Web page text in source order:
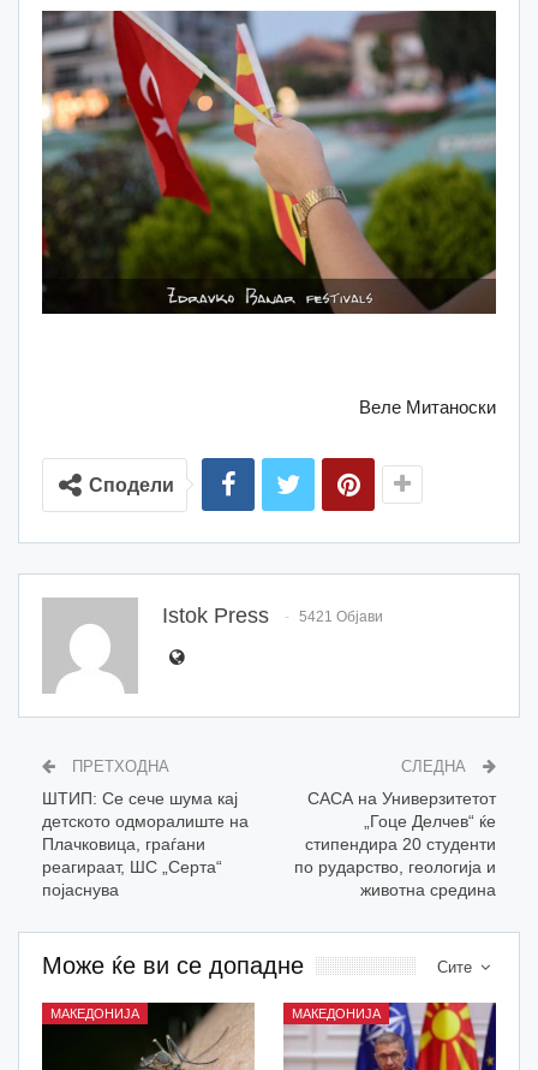
Веле Митаноски
Сподели
Istok Press 5421 Објави
ПРЕТХОДНА
ШТИП: Се сече шума кај
детското одморалиште на
Плачковица, граѓани
реагираат, ШС „Серта“
појаснува
СЛЕДНА
САСА на Универзитетот
„Гоце Делчев“ ќе
стипендира 20 студенти
по рударство, геологија и
животна средина
Сите
Може ќе ви се допадне
МАКЕДОНИЈА МАКЕДОНИЈА